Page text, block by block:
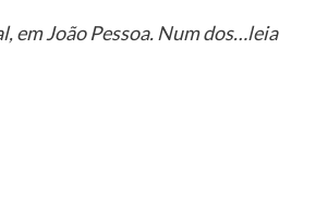
em João Pessoa. Num dos…leia